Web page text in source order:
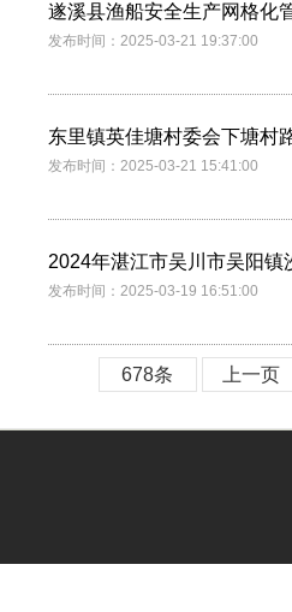
遂溪县渔船安全生产网格化
发布时间：2025-03-21 19:37:00
东里镇英佳塘村委会下塘村
发布时间：2025-03-21 15:41:00
2024年湛江市吴川市吴阳
发布时间：2025-03-19 16:51:00
678条 上一页